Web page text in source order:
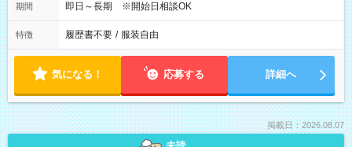
期間 即日～長期 ※開始日相談OK
特徴 履歴書不要 / 服装自由
気になる！ 応募する 詳細へ
掲載日：2026.08.07